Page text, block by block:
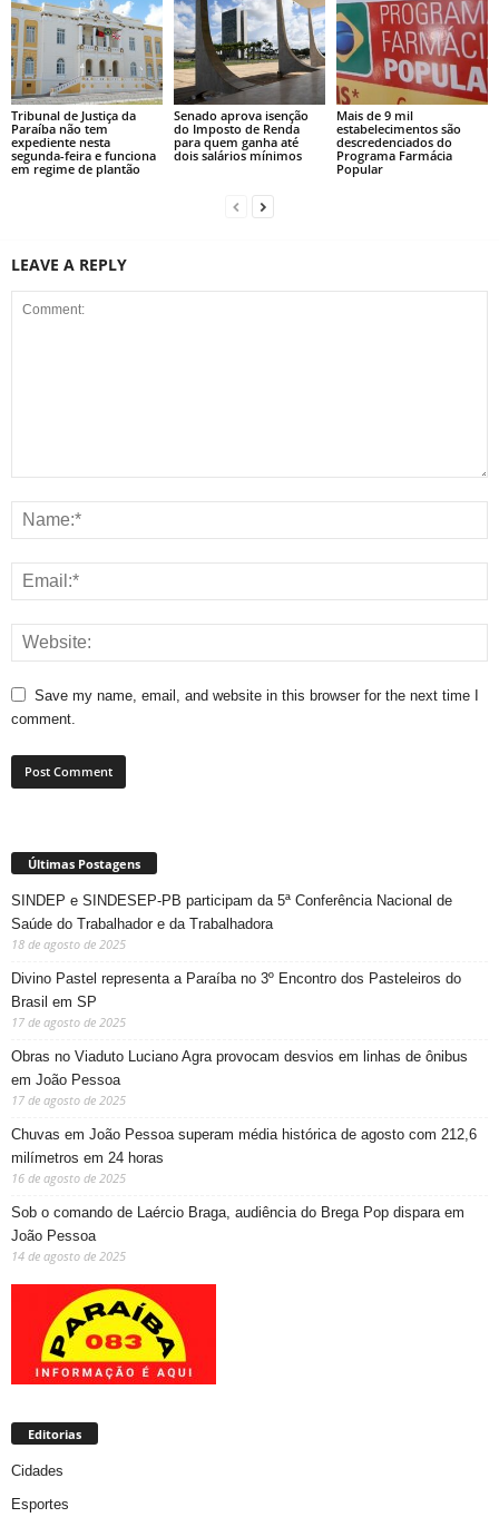
Tribunal de Justiça da
Paraíba não tem
expediente nesta
segunda-feira e funciona
em regime de plantão
Senado aprova isenção
do Imposto de Renda
para quem ganha até
dois salários mínimos
Mais de 9 mil
estabelecimentos são
descredenciados do
Programa Farmácia
Popular
LEAVE A REPLY
Save my name, email, and website in this browser for the next time I
comment.
Últimas Postagens
SINDEP e SINDESEP-PB participam da 5ª Conferência Nacional de
Saúde do Trabalhador e da Trabalhadora
18 de agosto de 2025
Divino Pastel representa a Paraíba no 3º Encontro dos Pasteleiros do
Brasil em SP
17 de agosto de 2025
Obras no Viaduto Luciano Agra provocam desvios em linhas de ônibus
em João Pessoa
17 de agosto de 2025
Chuvas em João Pessoa superam média histórica de agosto com 212,6
milímetros em 24 horas
16 de agosto de 2025
Sob o comando de Laércio Braga, audiência do Brega Pop dispara em
João Pessoa
14 de agosto de 2025
Editorias
Cidades
Esportes